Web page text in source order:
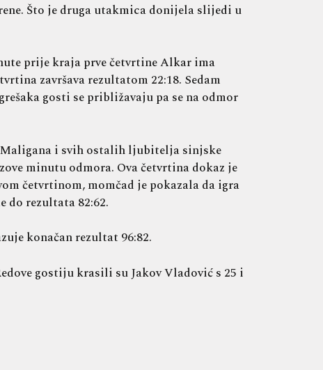
Što je druga utakmica donijela slijedi u
prije kraja prve četvrtine Alkar ima
završava rezultatom 22:18. Sedam
gosti se približavaju pa se na odmor
i svih ostalih ljubitelja sinjske
minutu odmora. Ova četvrtina dokaz je
četvrtinom, momčad je pokazala da igra
rezultata 82:62.
konačan rezultat 96:82.
gostiju krasili su Jakov Vladović s 25 i